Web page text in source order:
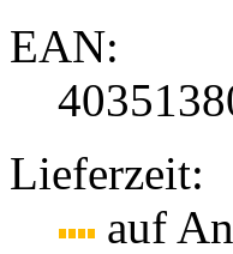
EAN:
Lieferzeit:
auf